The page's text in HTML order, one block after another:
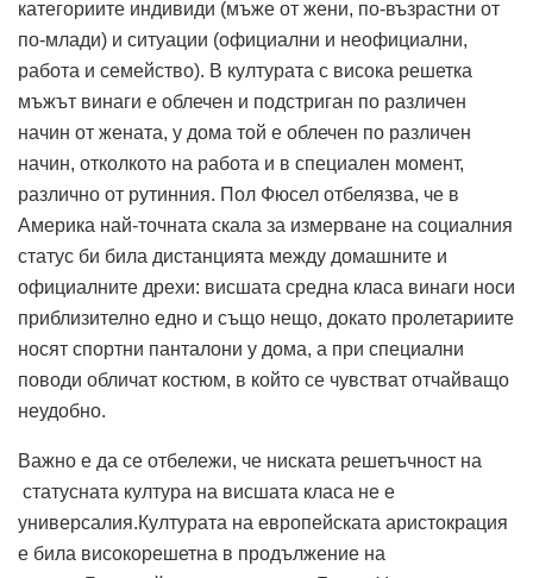
категориите индивиди (мъже от жени, по-възрастни от
по-млади) и ситуации (официални и неофициални,
работа и семейство). В културата с висока решетка
мъжът винаги е облечен и подстриган по различен
начин от жената, у дома той е облечен по различен
начин, отколкото на работа и в специален момент,
различно от рутинния. Пол Фюсел отбелязва, че в
Америка най-точната скала за измерване на социалния
статус би била дистанцията между домашните и
официалните дрехи: висшата средна класа винаги носи
приблизително едно и също нещо, докато пролетариите
носят спортни панталони у дома, а при специални
поводи обличат костюм, в който се чувстват отчайващо
неудобно.
Важно е да се отбележи, че ниската решетъчност на
статусната култура на висшата класа не е
универсалия.Културата на европейската аристокрация
е била високорешетна в продължение на